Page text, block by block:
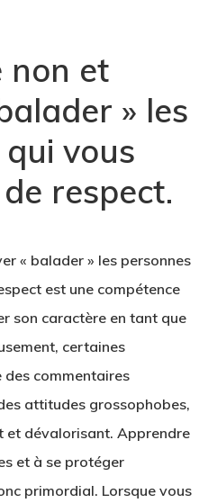
non et
» les
vous
respect.
« balader » les personnes
est une compétence
son caractère en tant que
certaines
commentaires
attitudes grossophobes,
et dévalorisant. Apprendre
et à se protéger
primordial. Lorsque vous